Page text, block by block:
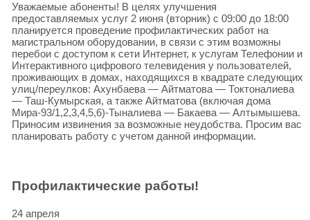
Уважаемые абоненты! В целях улучшения
предоставляемых услуг 2 июня (вторник) с 09:00 до 18:00
планируется проведение профилактических работ на
магистральном оборудовании, в связи с этим возможны
перебои с доступом к сети Интернет, к услугам Телефонии и
Интерактивного цифрового телевидения у пользователей,
проживающих в домах, находящихся в квадрате следующих
улиц/переулков: Ахунбаева — Айтматова — Токтоналиева
— Таш-Кумырская, а также Айтматова (включая дома
Мира-93/1,2,3,4,5,6)-Тыналиева — Бакаева — Алтымышева.
Приносим извинения за возможные неудобства. Просим вас
планировать работу с учетом данной информации.
Профилактические работы!
24 апреля